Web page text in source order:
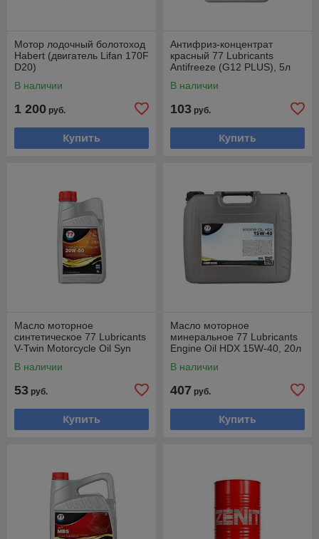
Мотор лодочный болотоход
Habert (двигатель Lifan 170F
D20)
В наличии
1 200 руб.
Купить
Антифриз-концентрат
красный 77 Lubricants
Antifreeze (G12 PLUS), 5л
В наличии
103 руб.
Купить
Масло моторное
синтетическое 77 Lubricants
V-Twin Motorcycle Oil Syn
В наличии
53 руб.
Купить
Масло моторное
минеральное 77 Lubricants
Engine Oil HDX 15W-40, 20л
В наличии
407 руб.
Купить